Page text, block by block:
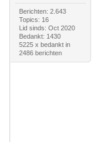
Berichten: 2.643
Topics: 16
Lid sinds: Oct 2020
Bedankt: 1430
5225 x bedankt in
2486 berichten